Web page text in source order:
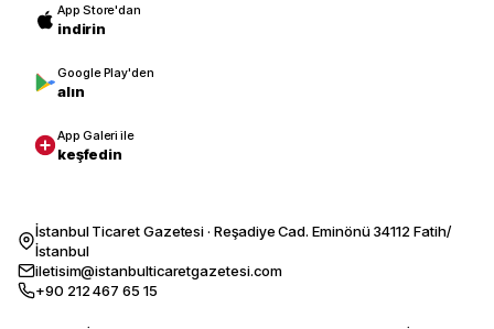
App Store'dan
indirin
Google Play'den
alın
App Galeri ile
keşfedin
İstanbul Ticaret Gazetesi · Reşadiye Cad. Eminönü 34112 Fatih/
İstanbul
iletisim@istanbulticaretgazetesi.com
+90 212 467 65 15